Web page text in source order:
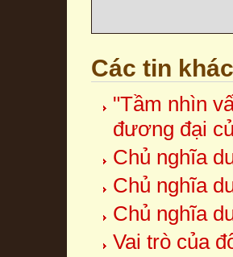
Các tin khác
"Tầm nhìn
đương đại
Chủ nghĩa
Chủ nghĩa
Chủ nghĩa
Vai trò của